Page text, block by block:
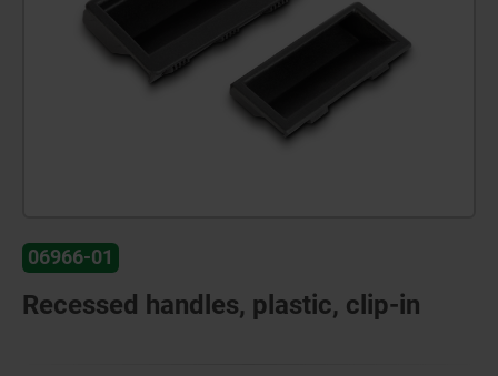
06966-01
Recessed handles, plastic, clip-in